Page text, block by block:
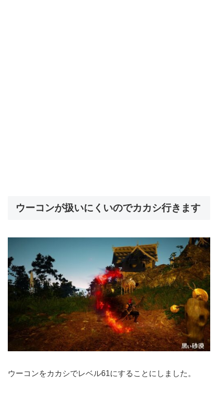
ウーコンが扱いにくいのでカカシ行きます
ウーコンをカカシでレベル61にすることにしました。